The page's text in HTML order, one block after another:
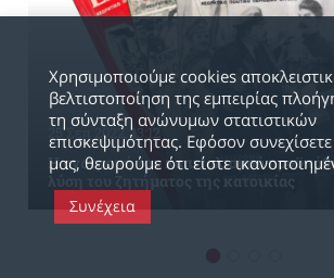
25 Σεπ 2022, 13:12
Η ανατροπή του καπιταλισμού
λύση του ζητήματος της κατοικίας
Χρησιμοποιούμε cookies
βελτιστοποίηση της εμπειρίας
τη σύνταξη ανώνυμων στατιστικών
επισκεψιμότητας. Εφόσον
μας, θεωρούμε ότι είστε
Συνέχεια